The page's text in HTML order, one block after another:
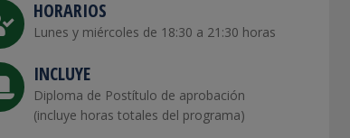
HORARIOS
Lunes y miércoles de 18:30 a 21:30 horas
INCLUYE
Diploma de Postítulo de aprobación
(incluye horas totales del programa)